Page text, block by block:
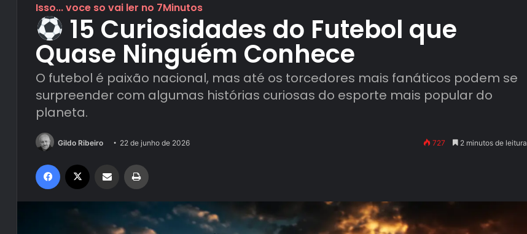
Isso... voce so vai ler no 7Minutos
15 Curiosidades do Futebol que
Quase Ninguém Conhece
O futebol é paixão nacional, mas até os torcedores mais fanáticos podem se
surpreender com algumas histórias curiosas do esporte mais popular do
planeta.
Gildo Ribeiro 22 de junho de 2026 727 2 minutos de leitura